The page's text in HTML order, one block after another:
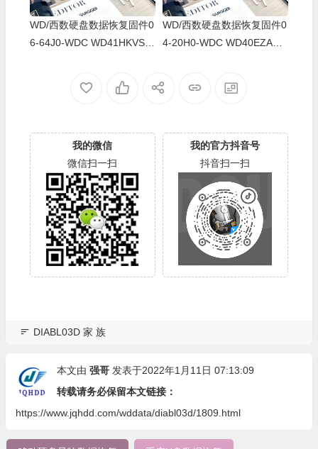
WD/西数硬盘数据恢复固件0
6-64J0-WDC WD41HKVS-7
WD/西数硬盘数据恢复固件0
4-20H0-WDC WD40EZAZ-0
700
我的微信
微信扫一扫
我的官方抖音号
抖音扫一扫
DIABL03D 家 族
本文由 强哥 发表于2022年1月11日 07:13:09
转载请务必保留本文链接：
https://www.jqhdd.com/wddata/diabl03d/1809.html